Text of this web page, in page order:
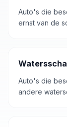
Auto's die
ernst van de
Auto's die
andere